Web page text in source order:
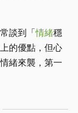
談到「情緒穩
的優點，但心
緒來襲，第一